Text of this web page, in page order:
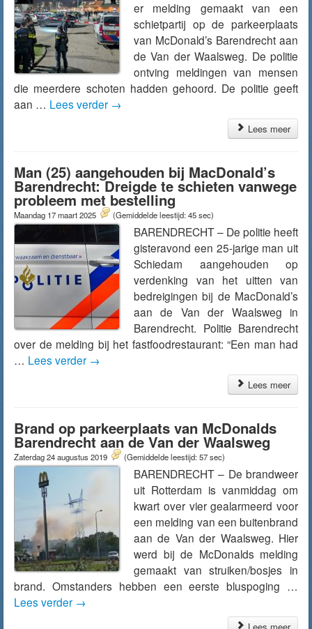
er melding gemaakt van een
schietpartij op de parkeerplaats
van McDonald’s Barendrecht aan
de Van der Waalsweg. De politie
ontving meldingen van mensen
die meerdere schoten hadden gehoord. De politie geeft
aan … Lees verder →
Lees meer
Man (25) aangehouden bij MacDonald’s
Barendrecht: Dreigde te schieten vanwege
probleem met bestelling
Maandag 17 maart 2025 (Gemiddelde leestijd: 45 sec)
BARENDRECHT – De politie heeft
gisteravond een 25-jarige man uit
Schiedam aangehouden op
verdenking van het uitten van
bedreigingen bij de MacDonald’s
aan de Van der Waalsweg in
Barendrecht. Politie Barendrecht
over de melding bij het fastfoodrestaurant: “Een man had
… Lees verder →
Lees meer
Brand op parkeerplaats van McDonalds
Barendrecht aan de Van der Waalsweg
Zaterdag 24 augustus 2019 (Gemiddelde leestijd: 57 sec)
BARENDRECHT – De brandweer
uit Rotterdam is vanmiddag om
kwart over vier gealarmeerd voor
een melding van een buitenbrand
aan de Van der Waalsweg. Hier
werd bij de McDonalds melding
gemaakt van struiken/bosjes in
brand. Omstanders hebben een eerste bluspoging …
Lees verder →